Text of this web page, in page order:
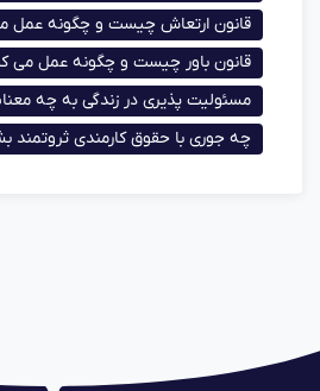
قانون ارتعاش چیست و چگونه عمل
قانون باور چیست و چگونه عمل می
مسئولیت پذیری در زندگی به چه
چه جوری با حقوق کارمندی ثروتمند